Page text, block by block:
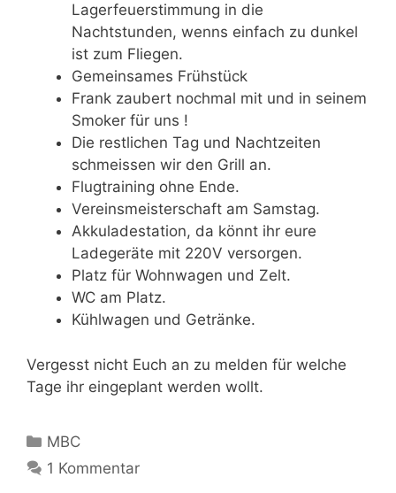
Lagerfeuerstimmung in die
Nachtstunden, wenns einfach zu dunkel
ist zum Fliegen.
Gemeinsames Frühstück
Frank zaubert nochmal mit und in seinem
Smoker für uns !
Die restlichen Tag und Nachtzeiten
schmeissen wir den Grill an.
Flugtraining ohne Ende.
Vereinsmeisterschaft am Samstag.
Akkuladestation, da könnt ihr eure
Ladegeräte mit 220V versorgen.
Platz für Wohnwagen und Zelt.
WC am Platz.
Kühlwagen und Getränke.
Vergesst nicht Euch an zu melden für welche
Tage ihr eingeplant werden wollt.
Kategorien
MBC
1 Kommentar